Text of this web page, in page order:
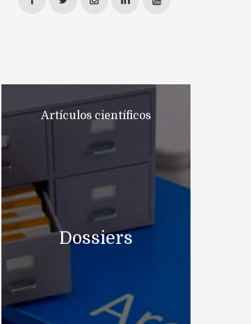
Artículos científicos
Dossiers